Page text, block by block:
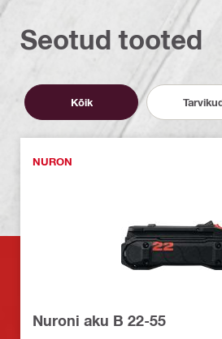
Seotud tooted
Kõik
NURON
Nuroni aku B 22-55